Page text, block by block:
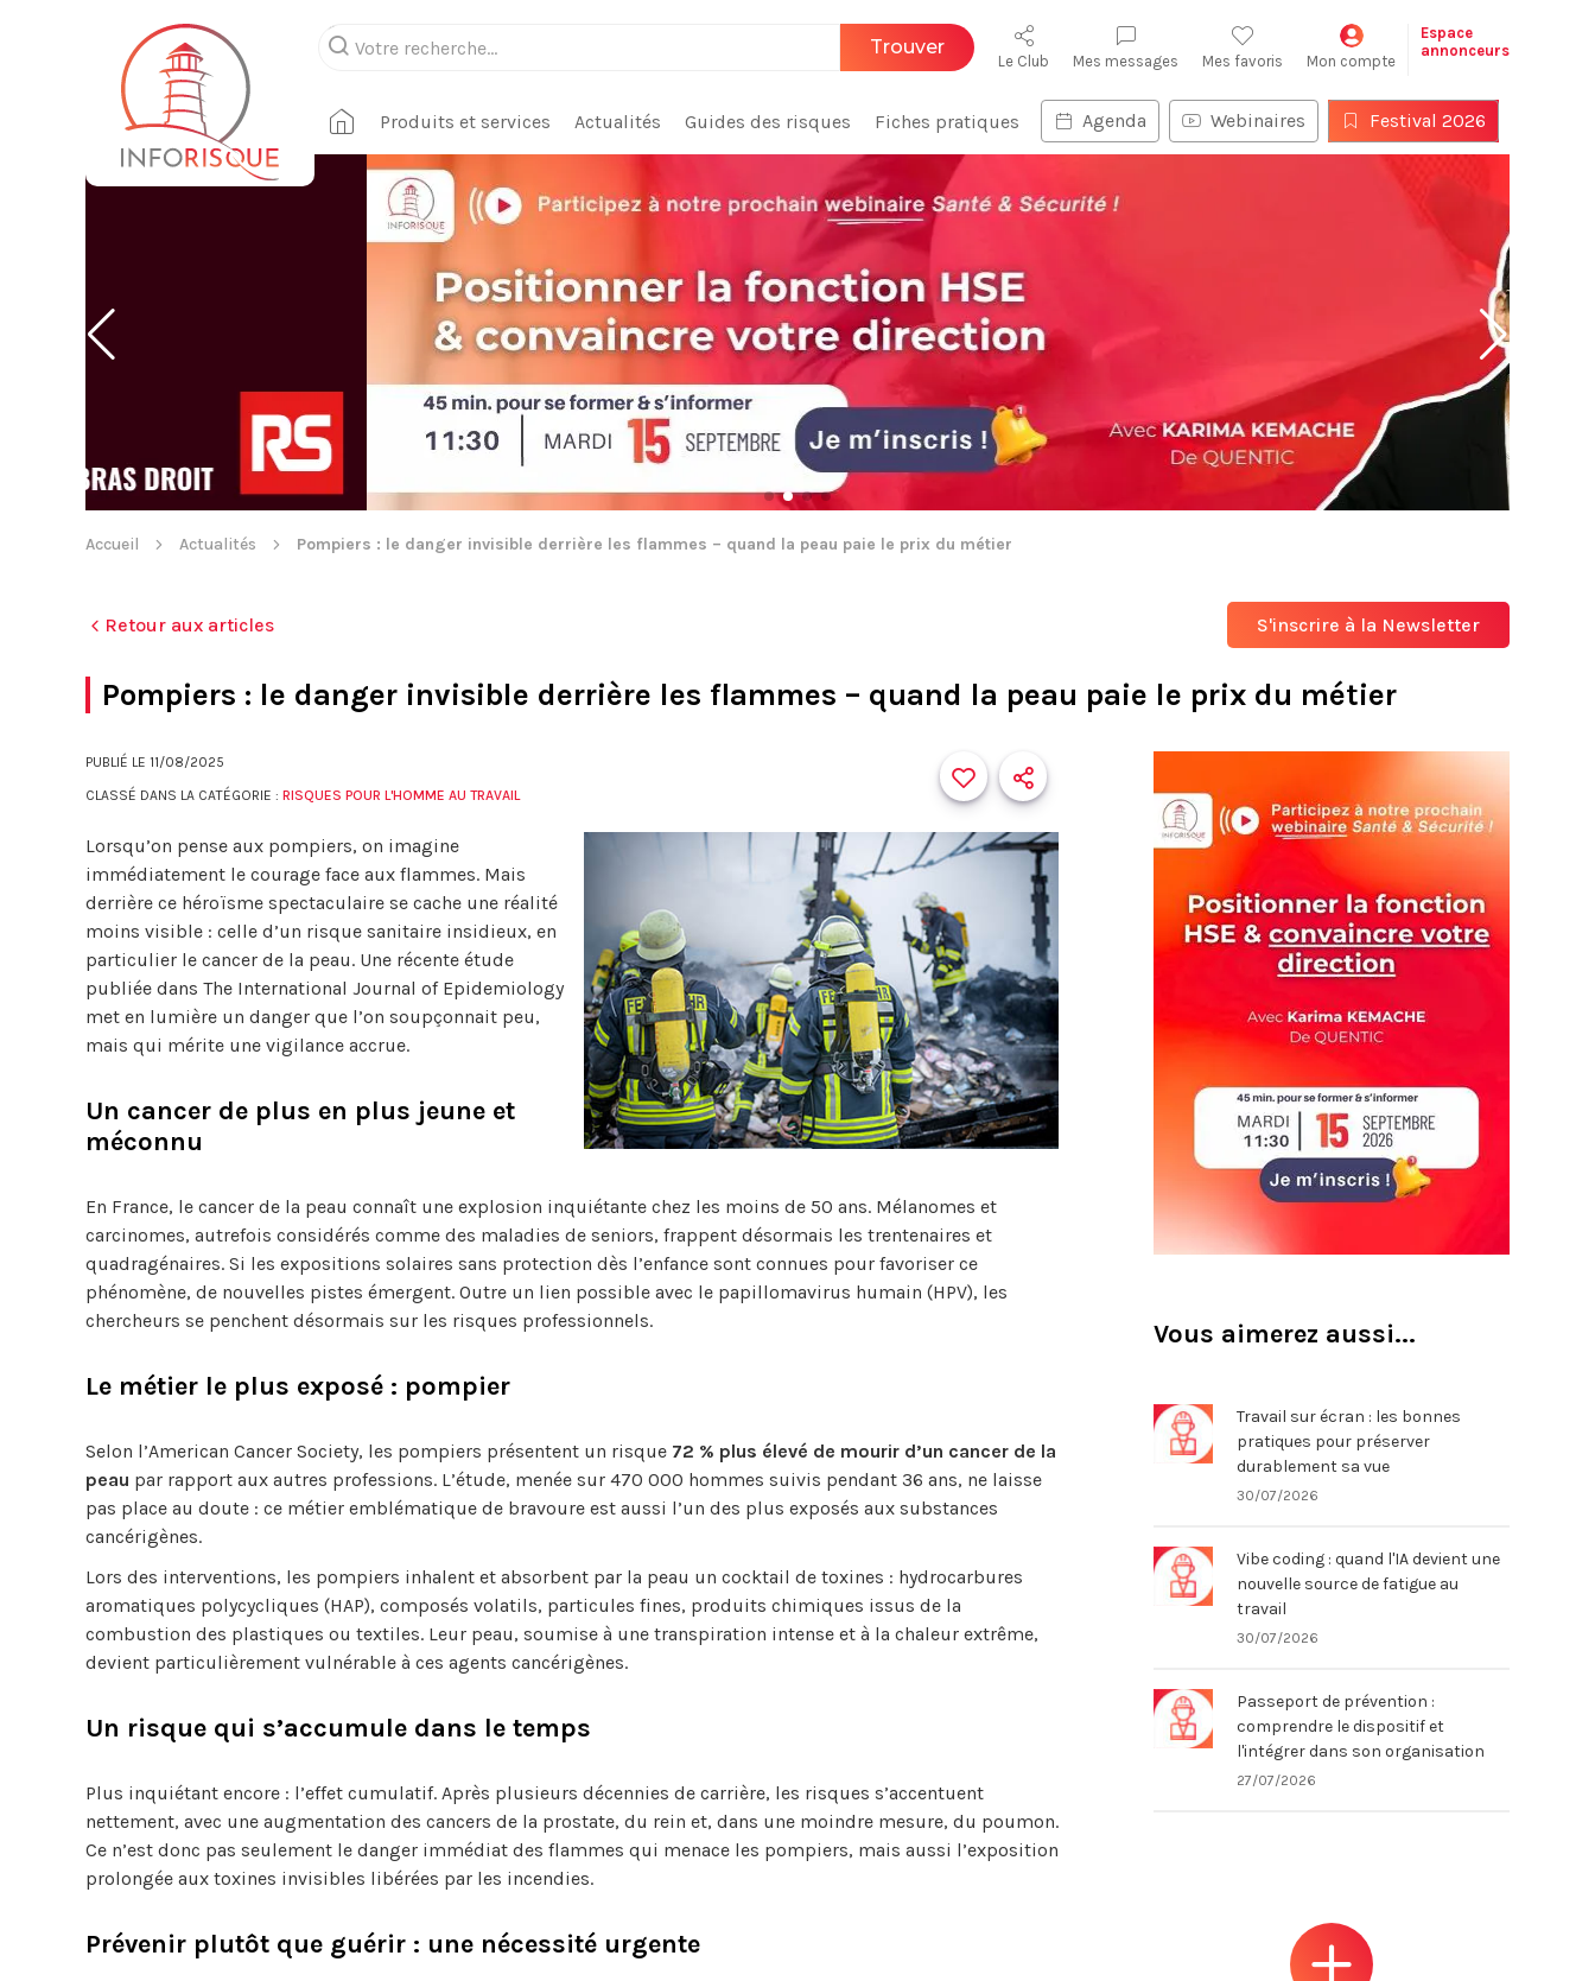
Trouver
Le Club Mes messages Mes favoris Mon compte
Espace
annonceurs
Produits et services Actualités Guides des risques Fiches pratiques Agenda Webinaires Festival 2026
Accueil Actualités Pompiers : le danger invisible derrière les flammes – quand la peau paie le prix du métier
Retour aux articles S'inscrire à la Newsletter
Pompiers : le danger invisible derrière les flammes – quand la peau paie le prix du métier
PUBLIÉ LE 11/08/2025
CLASSÉ DANS LA CATÉGORIE : RISQUES POUR L'HOMME AU TRAVAIL
Lorsqu’on pense aux pompiers, on imagine
immédiatement le courage face aux flammes. Mais
derrière ce héroïsme spectaculaire se cache une réalité
moins visible : celle d’un risque sanitaire insidieux, en
particulier le cancer de la peau. Une récente étude
publiée dans The International Journal of Epidemiology
met en lumière un danger que l’on soupçonnait peu,
mais qui mérite une vigilance accrue.
Un cancer de plus en plus jeune et
méconnu
En France, le cancer de la peau connaît une explosion inquiétante chez les moins de 50 ans. Mélanomes et
carcinomes, autrefois considérés comme des maladies de seniors, frappent désormais les trentenaires et
quadragénaires. Si les expositions solaires sans protection dès l’enfance sont connues pour favoriser ce
phénomène, de nouvelles pistes émergent. Outre un lien possible avec le papillomavirus humain (HPV), les
chercheurs se penchent désormais sur les risques professionnels.
Le métier le plus exposé : pompier
Selon l’American Cancer Society, les pompiers présentent un risque 72 % plus élevé de mourir d’un cancer de la
peau par rapport aux autres professions. L’étude, menée sur 470 000 hommes suivis pendant 36 ans, ne laisse
pas place au doute : ce métier emblématique de bravoure est aussi l’un des plus exposés aux substances
cancérigènes.
Lors des interventions, les pompiers inhalent et absorbent par la peau un cocktail de toxines : hydrocarbures
aromatiques polycycliques (HAP), composés volatils, particules fines, produits chimiques issus de la
combustion des plastiques ou textiles. Leur peau, soumise à une transpiration intense et à la chaleur extrême,
devient particulièrement vulnérable à ces agents cancérigènes.
Un risque qui s’accumule dans le temps
Plus inquiétant encore : l’effet cumulatif. Après plusieurs décennies de carrière, les risques s’accentuent
nettement, avec une augmentation des cancers de la prostate, du rein et, dans une moindre mesure, du poumon.
Ce n’est donc pas seulement le danger immédiat des flammes qui menace les pompiers, mais aussi l’exposition
prolongée aux toxines invisibles libérées par les incendies.
Prévenir plutôt que guérir : une nécessité urgente
Vous aimerez aussi...
Travail sur écran : les bonnes
pratiques pour préserver
durablement sa vue
30/07/2026
Vibe coding : quand l'IA devient une
nouvelle source de fatigue au
travail
30/07/2026
Passeport de prévention :
comprendre le dispositif et
l'intégrer dans son organisation
27/07/2026